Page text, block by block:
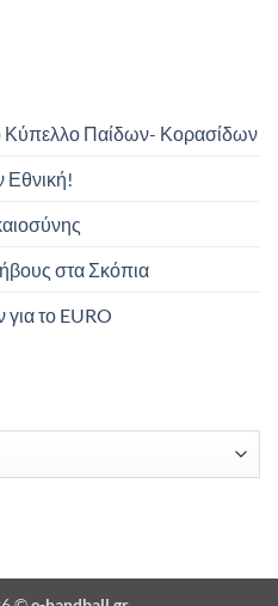
Κύπελλο Παίδων- Κορασίδων
Εθνική!
στα Σκόπια
το EURO